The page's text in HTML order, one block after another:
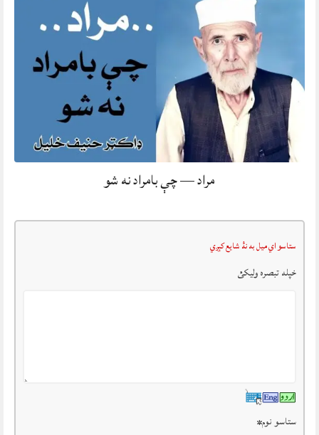
مراد — چې بامراد نه شو
ستاسو اي ميل به نۀ شايع کېږي
خپله تبصرہ وليکئ
ستاسو نوم*